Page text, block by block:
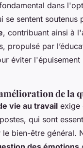
dans
se sentent
, contribuant ainsi à
propulsé par
éviter
de la
vie au travail exige
qui sont
bien-être général.